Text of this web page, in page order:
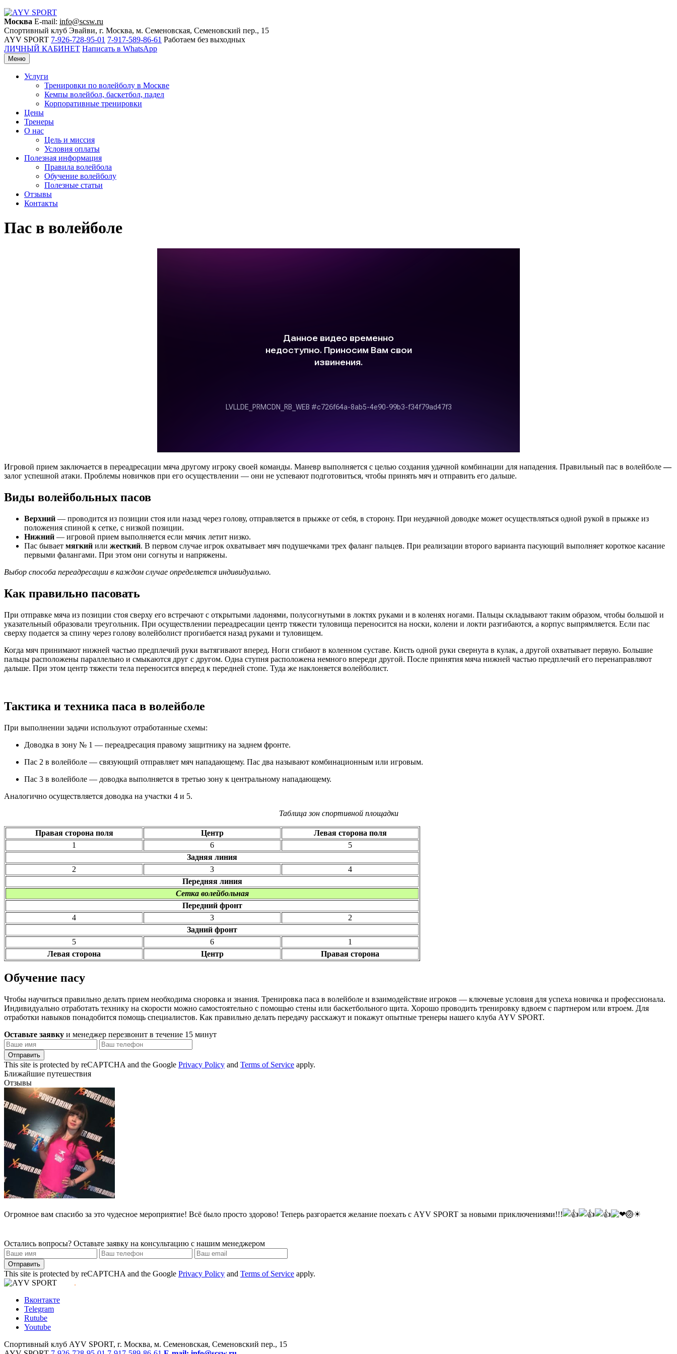
Москва E-mail: info@scsw.ru
Спортивный клуб Эвайви, г. Москва, м. Семеновская, Семеновский пер., 15
AYV SPORT 7-926-728-95-01 7-917-589-86-61 Работаем без выходных
ЛИЧНЫЙ КАБИНЕТ Написать в WhatsApp
Меню
Услуги
Тренировки по волейболу в Москве
Кемпы волейбол, баскетбол, падел
Корпоративные тренировки
Цены
Тренеры
О нас
Цель и миссия
Условия оплаты
Полезная информация
Правила волейбола
Обучение волейболу
Полезные статьи
Отзывы
Контакты
Пас в волейболе
Игровой прием заключается в переадресации мяча другому игроку своей команды. Маневр выполняется с целью создания удачной комбинации для нападения. Правильный пас в волейболе—
залог успешной атаки. Проблемы новичков при его осуществлении — они не успевают подготовиться, чтобы принять мяч и отправить его дальше.
Виды волейбольных пасов
Верхний — проводится из позиции стоя или назад через голову, отправляется в прыжке от себя, в сторону. При неудачной доводке может осуществляться одной рукой в прыжке из
положения спиной к сетке, с низкой позиции.
Нижний — игровой прием выполняется если мячик летит низко.
Пас бывает мягкий или жесткий. В первом случае игрок охватывает мяч подушечками трех фаланг пальцев. При реализации второго варианта пасующий выполняет короткое касание
первыми фалангами. При этом они согнуты и напряжены.
Выбор способа переадресации в каждом случае определяется индивидуально.
Как правильно пасовать
При отправке мяча из позиции стоя сверху его встречают с открытыми ладонями, полусогнутыми в локтях руками и в коленях ногами. Пальцы складывают таким образом, чтобы большой и
указательный образовали треугольник. При осуществлении переадресации центр тяжести туловища переносится на носки, колени и локти разгибаются, а корпус выпрямляется. Если пас
сверху подается за спину через голову волейболист прогибается назад руками и туловищем.
Когда мяч принимают нижней частью предплечий руки вытягивают вперед. Ноги сгибают в коленном суставе. Кисть одной руки свернута в кулак, а другой охватывает первую. Большие
пальцы расположены параллельно и смыкаются друг с другом. Одна ступня расположена немного впереди другой. После принятия мяча нижней частью предплечий его перенаправляют
дальше. При этом центр тяжести тела переносится вперед к передней стопе. Туда же наклоняется волейболист.
Тактика и техника паса в волейболе
При выполнении задачи используют отработанные схемы:
Доводка в зону № 1 — переадресация правому защитнику на заднем фронте.
Пас 2 в волейболе — связующий отправляет мяч нападающему. Пас два называют комбинационным или игровым.
Пас 3 в волейболе — доводка выполняется в третью зону к центральному нападающему.
Аналогично осуществляется доводка на участки 4 и 5.
Таблица зон спортивной площадки
Правая сторона поля Центр
Левая сторона поля
1
6
5
Задняя линия
2
3
4
Передняя линия
Сетка волейбольная
Передний фронт
4
3
2
Задний фронт
5
6
1
Левая сторона
Центр Правая сторона
Обучение пасу
Чтобы научиться правильно делать прием необходима сноровка и знания. Тренировка паса в волейболе и взаимодействие игроков — ключевые условия для успеха новичка и профессионала.
Индивидуально отработать технику на скорости можно самостоятельно с помощью стены или баскетбольного щита. Хорошо проводить тренировку вдвоем с партнером или втроем. Для
отработки навыков понадобится помощь специалистов. Как правильно делать передачу расскажут и покажут опытные тренеры нашего клуба AYV SPORT.
Оставьте заявку и менеджер перезвонит в течение 15 минут
Отправить
This site is protected by reCAPTCHA and the Google Privacy Policy and Terms of Service apply.
Ближайшие путешествия
Отзывы
Огромное вам спасибо за это чудесное мероприятие! Всё было просто здорово! Теперь разгорается желание поехать с AYV SPORT за новыми приключениями!!! 🏐☀
Остались вопросы? Оставьте заявку на консультацию с нашим менеджером
Отправить
This site is protected by reCAPTCHA and the Google Privacy Policy and Terms of Service apply.
.
Вконтакте
Telegram
Rutube
Youtube
Спортивный клуб AYV SPORT, г. Москва, м. Семеновская, Семеновский пер., 15